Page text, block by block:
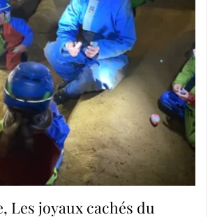
Les joyaux cachés du